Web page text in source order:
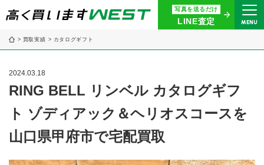
写真を送るだけ
LINE査定 MENU
まずはお気軽にお問い合わせ・
査定をご依頼ください
買取専用ダイヤル
24時間365日受付
今すぐ！ WEB査定
買取実績 カタログギフト
2024.03.18
RING BELL リンベル カタログギフ
ト ゾディアック＆ヘリオスコースを
山口県甲府市で宅配買取